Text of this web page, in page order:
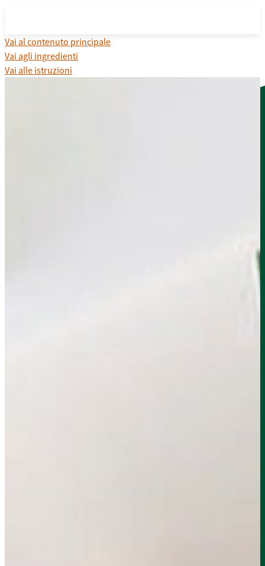
Vai al contenuto principale
Vai agli ingredienti
Vai alle istruzioni